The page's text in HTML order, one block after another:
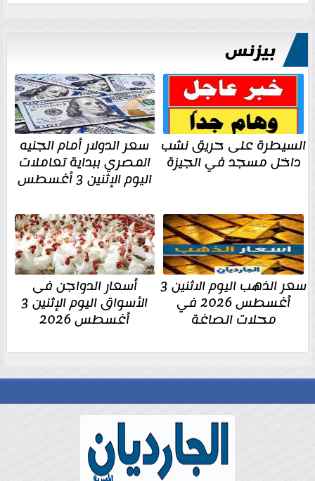
بيزنس
السيطرة على حريق نشب
داخل مسجد في الجيزة
سعر الدولار أمام الجنيه
المصري ببداية تعاملات
اليوم الإثنين 3 أغسطس
سعر الذهب اليوم الاثنين 3
أغسطس 2026 في
محلات الصاغة
أسعار الدواجن فى
الأسواق اليوم الإثنين 3
أغسطس 2026